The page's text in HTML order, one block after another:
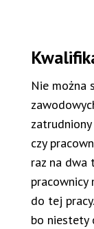
Nie można
czy
raz na dwa
pracownicy
do tej
bo niestety